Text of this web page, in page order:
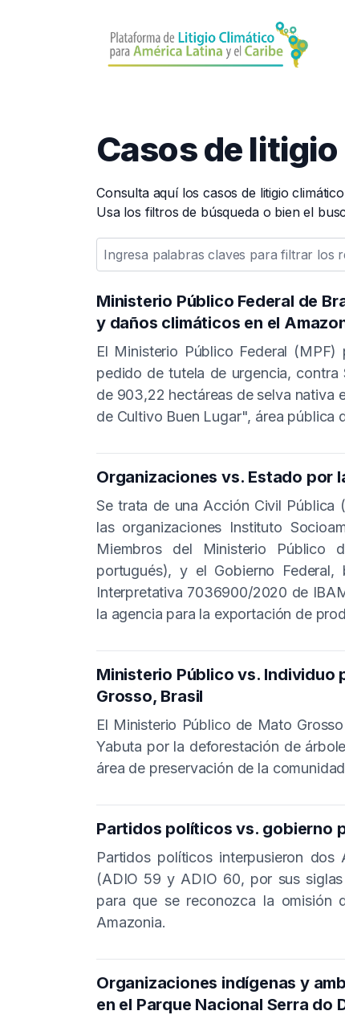
Casos de
Consulta aquí los casos de litigio
Usa los filtros de búsqueda o bien el
Ministerio Público Federal de
y daños climáticos en el
El Ministerio Público Federal
pedido de tutela de urgencia,
de 903,22 hectáreas de selva nativa
de Cultivo Buen Lugar", área pública
Organizaciones vs. Estado por
Se trata de una Acción Civil Pública
las organizaciones Instituto
Miembros del Ministerio Público
portugués), y el Gobierno Federal,
Interpretativa 7036900/2020 de
la agencia para la exportación de
Ministerio Público vs.
Grosso, Brasil
El Ministerio Público de Mato
Yabuta por la deforestación de
área de preservación de la
Partidos políticos vs. gobierno
Partidos políticos interpusieron dos
(ADIO 59 y ADIO 60, por sus
para que se reconozca la omisión
Amazonia.
Organizaciones indígenas y
en el Parque Nacional Serra do